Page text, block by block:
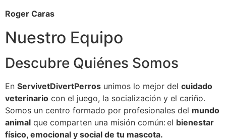
Roger Caras
Nuestro Equipo
Descubre Quiénes Somos
En ServivetDivertPerros unimos lo mejor del cuidado
veterinario con el juego, la socialización y el cariño.
Somos un centro formado por profesionales del mundo
animal que comparten una misión común: el bienestar
físico, emocional y social de tu mascota.